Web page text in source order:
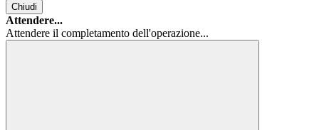
Chiudi
Attendere...
Attendere il completamento dell'operazione...